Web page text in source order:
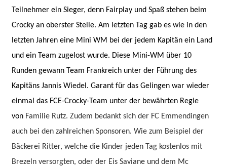
Teilnehmer ein Sieger, denn Fairplay und Spaß stehen beim
Crocky an oberster Stelle. Am letzten Tag gab es wie in den
letzten Jahren eine Mini WM bei der jedem Kapitän ein Land
und ein Team zugelost wurde. Diese Mini-WM über 10
Runden gewann Team Frankreich unter der Führung des
Kapitäns Jannis Wiedel. Garant für das Gelingen war wieder
einmal das FCE-Crocky-Team unter der bewährten Regie
vonFamilie Rutz. Zudem bedankt sich der FC Emmendingen
auch bei den zahlreichen Sponsoren. Wie zum Beispiel der
Bäckerei Ritter, welche die Kinder jeden Tag kostenlos mit
Brezeln versorgten, oder der Eis Saviane und dem Mc